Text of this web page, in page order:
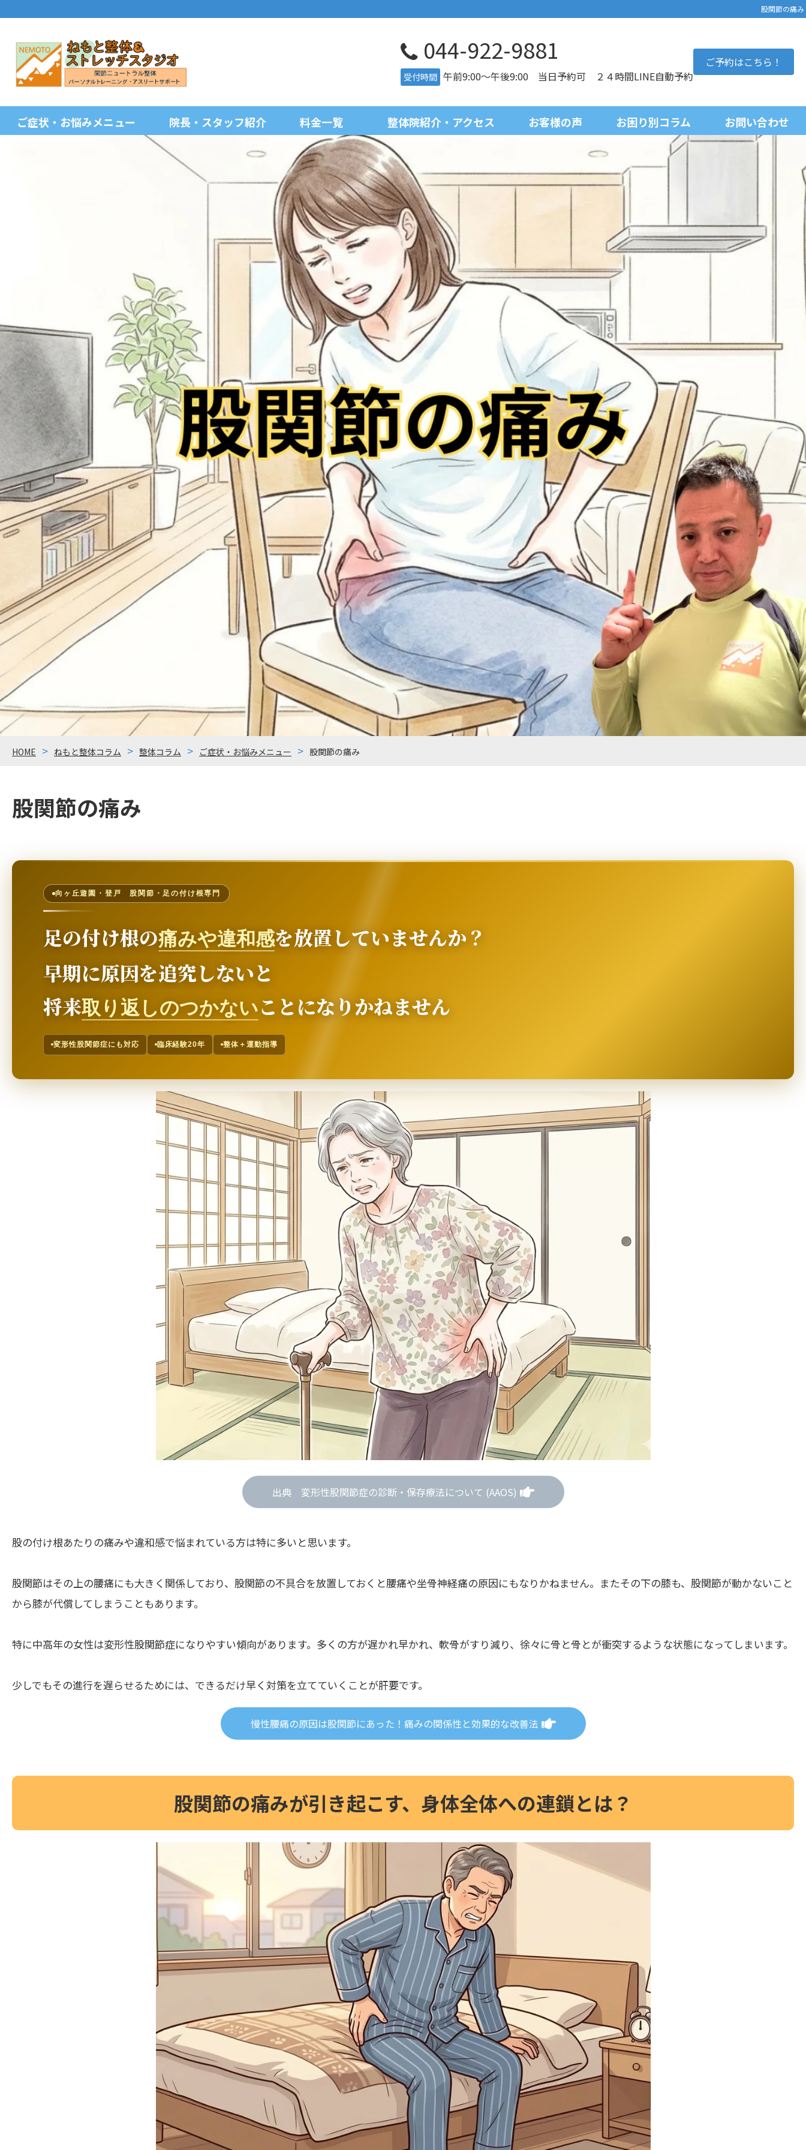
股関節の痛み
044-922-9881
受付時間 午前9:00～午後9:00 当日予約可 ２４時間LINE自動予約
ご予約はこちら！
ご症状・お悩みメニュー 院長・スタッフ紹介 料金一覧 整体院紹介・アクセス お客様の声 お困り別コラム お問い合わせ
股関節の痛み
HOME ねもと整体コラム 整体コラム ご症状・お悩みメニュー 股関節の痛み
向ヶ丘遊園・登戸 股関節・足の付け根専門
足の付け根の痛みや違和感を放置していませんか？
早期に原因を追究しないと
将来取り返しのつかないことになりかねません
変形性股関節症にも対応 臨床経験20年 整体＋運動指導
出典 変形性股関節症の診断・保存療法について (AAOS)
股の付け根あたりの痛みや違和感で悩まれている方は特に多いと思います。
股関節はその上の腰痛にも大きく関係しており、股関節の不具合を放置しておくと腰痛や坐骨神経痛の原因にもなりかねません。またその下の膝も、股関節が動かないこと
から膝が代償してしまうこともあります。
特に中高年の女性は変形性股関節症になりやすい傾向があります。多くの方が遅かれ早かれ、軟骨がすり減り、徐々に骨と骨とが衝突するような状態になってしまいます。
少しでもその進行を遅らせるためには、できるだけ早く対策を立てていくことが肝要です。
慢性腰痛の原因は股関節にあった！痛みの関係性と効果的な改善法
股関節の痛みが引き起こす、身体全体への連鎖とは？